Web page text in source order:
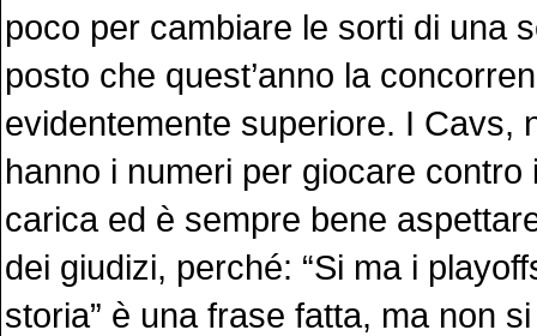
poco per cambiare le sorti di una
posto che quest’anno la
evidentemente superiore. I Cavs,
hanno i numeri per giocare contro
carica ed è sempre bene
dei giudizi, perché: “Si ma i
storia” è una frase fatta, ma non